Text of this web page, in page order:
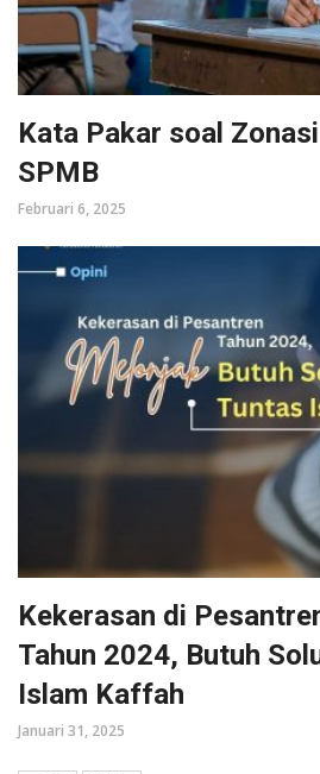
Kata Pakar soal
SPMB
Februari 6, 2025
Kekerasan di
Tahun 2024, Butuh
Islam Kaffah
Januari 31, 2025